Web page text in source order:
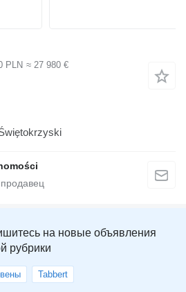
PLN ≈ 27 980 €
на новые объявления
рубрики
Tabbert